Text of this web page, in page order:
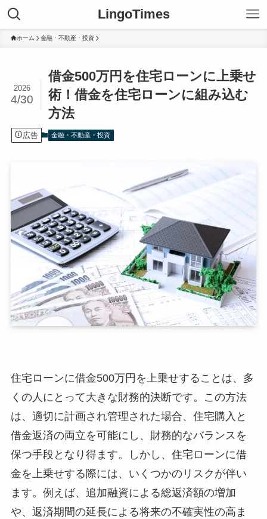
LingoTimes
ホーム 金融・不動産・投資
借金500万円を住宅ローンに上乗せ
術！借金を住宅ローンに組み込む
方法
2026
4/30
広告 金融・不動産・投資
住宅ローンに借金500万円を上乗せすることは、多
くの人にとって大きな財務的決断です。この方法
は、適切に計画され管理された場合、住宅購入と
借金返済の両立を可能にし、財務的なバランスを
保つ手段となり得ます。しかし、住宅ローンに借
金を上乗せする際には、いくつかのリスクが伴い
ます。例えば、追加融資による総返済額の増加
や、返済期間の延長による将来の不確実性の高ま